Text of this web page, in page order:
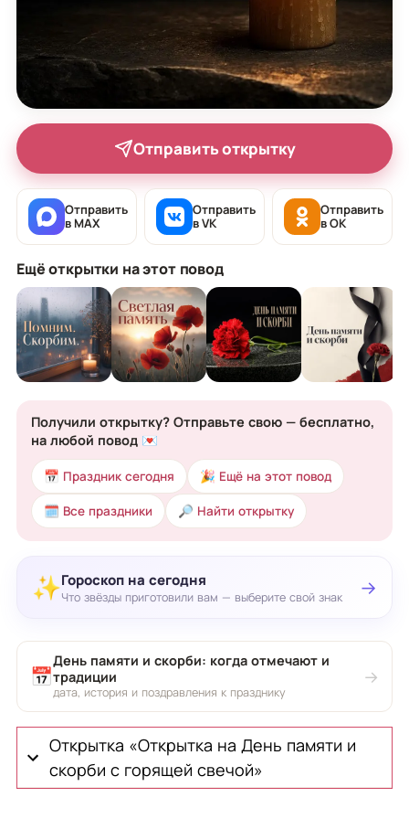
Отправить открытку
Отправить
в MAX
Отправить
в VK
Отправить
в OK
Ещё открытки на этот повод
Получили открытку? Отправьте свою — бесплатно,
на любой повод 💌
📅 Праздник сегодня 🎉 Ещё на этот повод
🗓 Все праздники 🔎 Найти открытку
✨Гороскоп на сегодня
Что звёзды приготовили вам — выберите свой знак →
📅
День памяти и скорби: когда отмечают и
традиции
дата, история и поздравления к празднику
→
Открытка «Открытка на День памяти и
скорби с горящей свечой»